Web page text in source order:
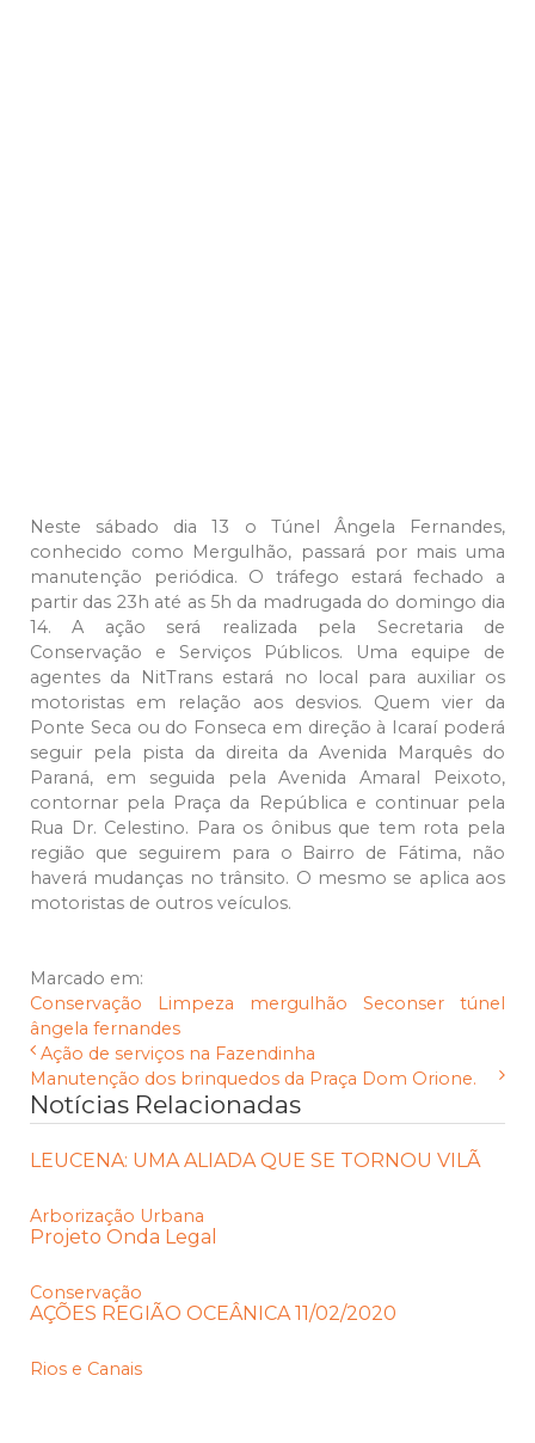
Neste sábado dia 13 o Túnel Ângela Fernandes,
conhecido como Mergulhão, passará por mais uma
manutenção periódica. O tráfego estará fechado a
partir das 23h até as 5h da madrugada do domingo dia
14. A ação será realizada pela Secretaria de
Conservação e Serviços Públicos. Uma equipe de
agentes da NitTrans estará no local para auxiliar os
motoristas em relação aos desvios. Quem vier da
Ponte Seca ou do Fonseca em direção à Icaraí poderá
seguir pela pista da direita da Avenida Marquês do
Paraná, em seguida pela Avenida Amaral Peixoto,
contornar pela Praça da República e continuar pela
Rua Dr. Celestino. Para os ônibus que tem rota pela
região que seguirem para o Bairro de Fátima, não
haverá mudanças no trânsito. O mesmo se aplica aos
motoristas de outros veículos.
Marcado em:
Conservação
Limpeza mergulhão Seconser
túnel
ângela fernandes
Ação de serviços na Fazendinha
Manutenção dos brinquedos da Praça Dom Orione.
Notícias Relacionadas
LEUCENA: UMA ALIADA QUE SE TORNOU VILÃ
Arborização Urbana
Projeto Onda Legal
Conservação
AÇÕES REGIÃO OCEÂNICA 11/02/2020
Rios e Canais